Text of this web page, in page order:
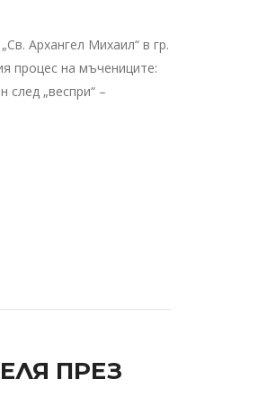
Архангел Михаил“ в гр.
процес на мъчениците:
„веспри“ –
ПРЕЗ